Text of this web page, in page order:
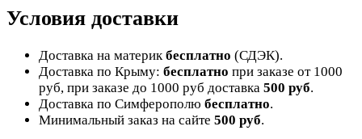
Условия доставки
Доставка на материкбесплатно (СДЭК).
Доставка по Крыму: бесплатно при заказе от 1000
руб, при заказе до 1000 руб доставка 500 руб.
Доставка по Симферополю бесплатно.
Минимальный заказ на сайте 500 руб.